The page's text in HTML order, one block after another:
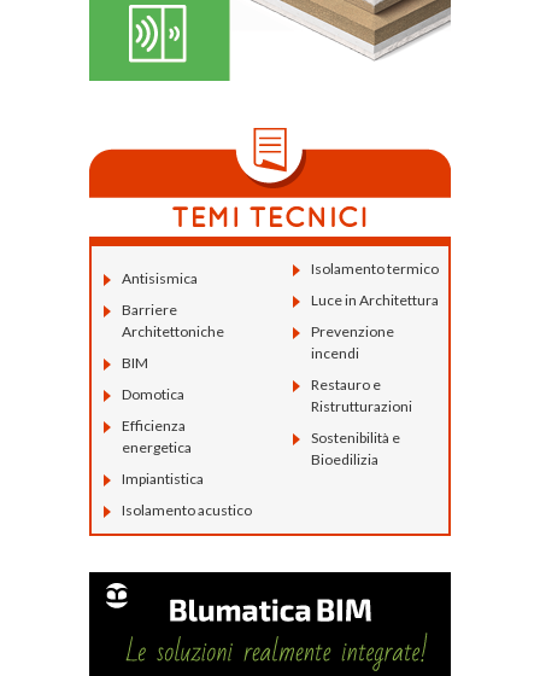
Antisismica
Barriere
Architettoniche
BIM
Domotica
Efficienza
energetica
Impiantistica
Isolamento acustico
Isolamento termico
Luce in Architettura
Prevenzione
incendi
Restauro e
Ristrutturazioni
Sostenibilità e
Bioedilizia